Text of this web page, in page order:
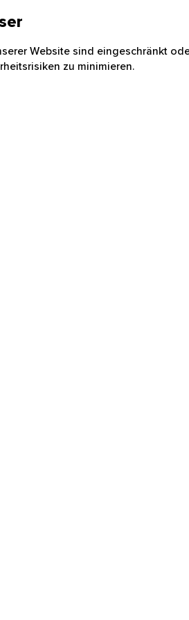
Website sind eingeschränkt
zu minimieren.